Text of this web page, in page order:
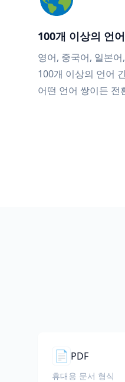
100개 이상의 언
영어, 중국어, 일본
100개 이상의 언어
어떤 언어 쌍이든 전
📄 PDF
휴대용 문서 형식